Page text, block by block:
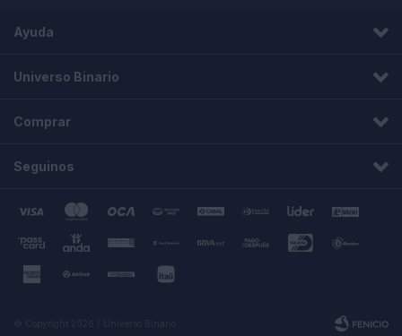
Ayuda
Universo Binario
Comprar
Seguinos